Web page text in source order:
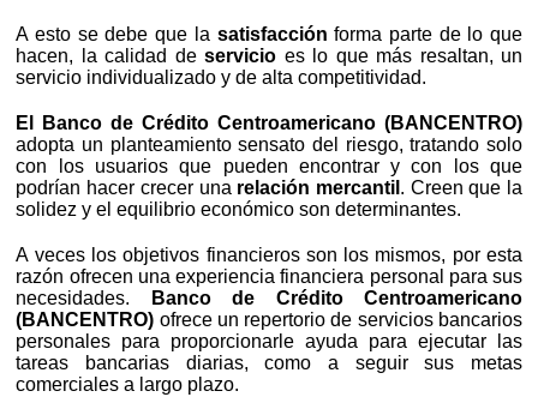
A esto se debe que la satisfacción forma parte de lo que
hacen, la calidad deservicio es lo que más resaltan, un
servicio individualizado y de alta competitividad.
El Banco de Crédito Centroamericano (BANCENTRO)
adopta un planteamiento sensato del riesgo, tratando solo
con los usuarios que pueden encontrar y con los que
podrían hacer crecer una relación mercantil . Creen que la
solidez y el equilibrio económico son determinantes.
A veces los objetivos financieros son los mismos, por esta
razón ofrecen una experiencia financiera personal para sus
necesidades.
Banco de Crédito Centroamericano
(BANCENTRO) ofrece un repertorio de servicios bancarios
personales para proporcionarle ayuda para ejecutar las
tareas bancarias diarias, como a seguir sus metas
comerciales a largo plazo.